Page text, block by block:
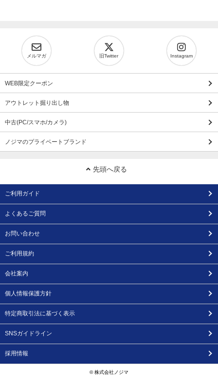
メルマガ 旧Twitter Instagram
WEB限定クーポン
アウトレット掘り出し物
中古(PC/スマホ/カメラ)
ノジマのプライベートブランド
先頭へ戻る
ご利用ガイド
よくあるご質問
お問い合わせ
ご利用規約
会社案内
個人情報保護方針
特定商取引法に基づく表示
SNSガイドライン
採用情報
© 株式会社ノジマ